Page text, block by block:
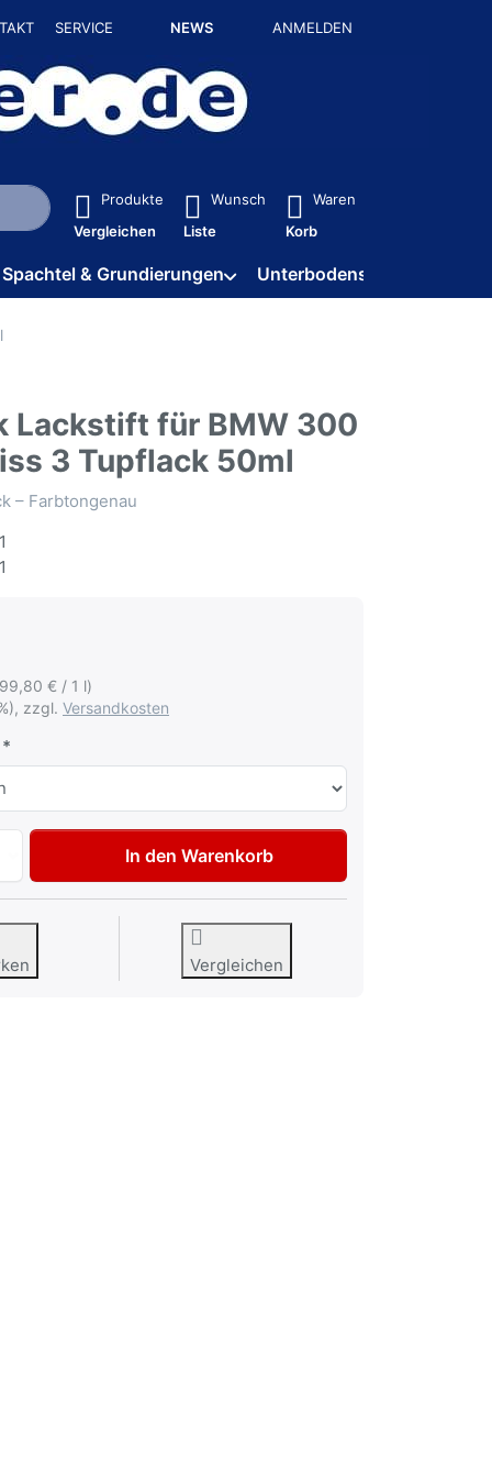
SERVICE NEWS ANMELDEN
erste Ergebnisse. Drücken Sie die Eingabetaste, um alle
Produkte
Vergleichen
Wunsch
Liste
Waren
Korb
Spachtel & Grundierungen Unterbodenschutz / HV
Lackstift für BMW 300
3 Tupflack 50ml
– Farbtongenau
€ / 1 l)
zzgl. Versandkosten
Autolack Lackstift für BMW 300 Alpinweiss 3 Tupflack
In den Warenkorb
Vergleichen